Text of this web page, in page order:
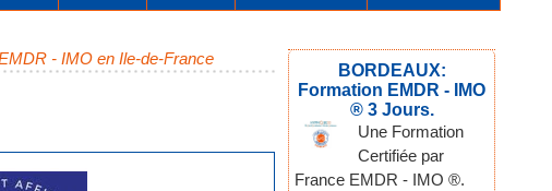
- IMO en Ile-de-France
BORDEAUX:
Formation EMDR - IMO
® 3 Jours.
Une Formation
Certifiée par
France EMDR - IMO ®.